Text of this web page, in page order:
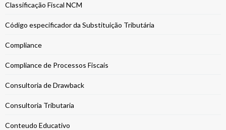
Classificação Fiscal NCM
Código especificador da Substituição Tributária
Compliance
Compliance de Processos Fiscais
Consultoria de Drawback
Consultoria Tributaria
Conteudo Educativo